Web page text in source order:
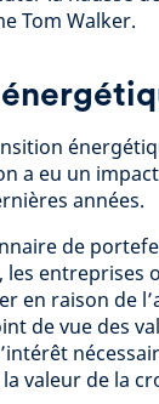
Tom Walker.
a eu un
années.
de
les entreprises
en raison de
de vue des
valeur de la